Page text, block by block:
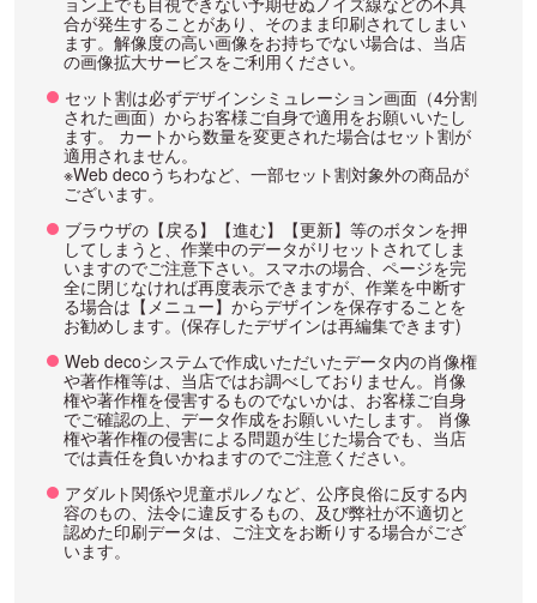
合が発生することがあり、そのまま印刷されてしまい
ます。解像度の高い画像をお持ちでない場合は、当店
の画像拡大サービスをご利用ください。
セット割は必ずデザインシミュレーション画面（4分割
された画面）からお客様ご自身で適用をお願いいたし
ます。 カートから数量を変更された場合はセット割が
適用されません。
※Web decoうちわなど、一部セット割対象外の商品が
ございます。
ブラウザの【戻る】【進む】【更新】等のボタンを押
してしまうと、作業中のデータがリセットされてしま
いますのでご注意下さい。スマホの場合、ページを完
全に閉じなければ再度表示できますが、作業を中断す
る場合は【メニュー】からデザインを保存することを
お勧めします。(保存したデザインは再編集できます)
Web decoシステムで作成いただいたデータ内の肖像権
や著作権等は、当店ではお調べしておりません。肖像
権や著作権を侵害するものでないかは、お客様ご自身
でご確認の上、データ作成をお願いいたします。 肖像
権や著作権の侵害による問題が生じた場合でも、当店
では責任を負いかねますのでご注意ください。
アダルト関係や児童ポルノなど、公序良俗に反する内
容のもの、法令に違反するもの、及び弊社が不適切と
認めた印刷データは、ご注文をお断りする場合がござ
います。